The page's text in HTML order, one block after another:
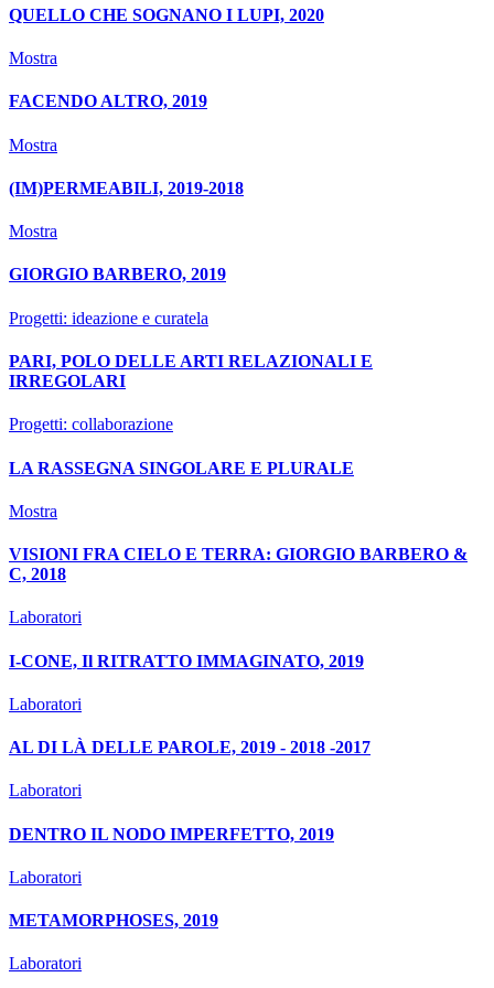
QUELLO CHE SOGNANO I LUPI, 2020
Mostra
FACENDO ALTRO, 2019
Mostra
(IM)PERMEABILI, 2019-2018
Mostra
GIORGIO BARBERO, 2019
Progetti: ideazione e curatela
PARI, POLO DELLE ARTI RELAZIONALI E
IRREGOLARI
Progetti: collaborazione
LA RASSEGNA SINGOLARE E PLURALE
Mostra
VISIONI FRA CIELO E TERRA: GIORGIO BARBERO &
C, 2018
Laboratori
I-CONE, Il RITRATTO IMMAGINATO, 2019
Laboratori
AL DI LÀ DELLE PAROLE, 2019 - 2018 -2017
Laboratori
DENTRO IL NODO IMPERFETTO, 2019
Laboratori
METAMORPHOSES, 2019
Laboratori